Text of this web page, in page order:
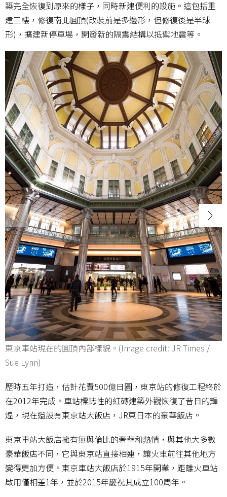
築完全恢復到原來的樣子，同時新建便利的設施。這包括重
建三樓，修復南北圓頂(改裝前是多邊形，但修復後是半球
形)，擴建新停車場，開發新的隔震結構以抵禦地震等。
東京車站現在的圓頂內部樣貌。(Image credit: JR Times /
Sue Lynn)
歷時五年打造，估計花費500億日圓，東京站的修復工程終於
在2012年完成。車站標誌性的紅磚建築外觀恢復了昔日的輝
煌，現在還設有東京站大飯店，JR東日本的豪華飯店。
東京車站大飯店擁有無與倫比的奢華和熱情，與其他大多數
豪華飯店不同，它與東京站直接相連，讓火車前往其他地方
變得更加方便。東京車站大飯店於1915年開業，距離火車站
啟用僅相差1年，並於2015年慶祝其成立100周年。